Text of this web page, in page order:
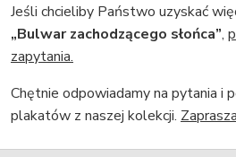
Jeśli chcieliby Państwo uzyskać
„Bulwar zachodzącego słońca”,
zapytania.
Chętnie odpowiadamy na pytania i
plakatów z naszej kolekcji.